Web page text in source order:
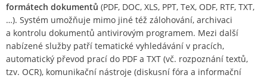
formátech dokumentů (PDF, DOC, XLS, PPT, TeX, ODF, RTF, TXT,
…). Systém umožňuje mimo jiné též zálohování, archivaci
a kontrolu dokumentů antivirovým programem. Mezi další
nabízené služby patří tematické vyhledávání v pracích,
automatický převod prací do PDF a TXT (vč. rozpoznání textů,
tzv. OCR), komunikační nástroje (diskusní fóra a informační